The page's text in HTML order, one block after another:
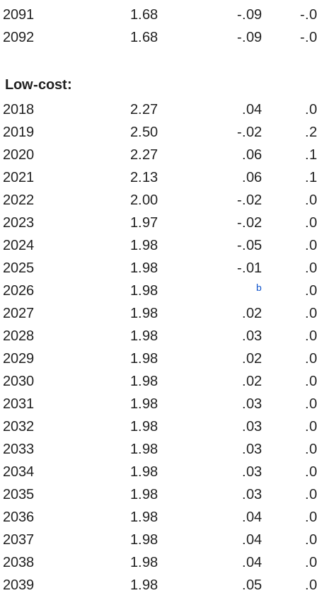
2091
1.68 -.09
-
2092
1.68 -.09 -
Low-cost:
2018
2.27 .04
2019
2.50 -.02
2020
2.27 .06
2021
2.13 .06
2022
2.00 -.02
2023
1.97 -.02
2024
1.98 -.05
2025
1.98 -.01
2026
1.98 b
2027
1.98 .02
2028
1.98 .03
2029
1.98 .02
2030
1.98 .02
2031
1.98 .03
2032
1.98 .03
2033
1.98 .03
2034
1.98 .03
2035
1.98 .03
2036
1.98 .04
2037
1.98 .04
2038
1.98 .04
2039
1.98 .05